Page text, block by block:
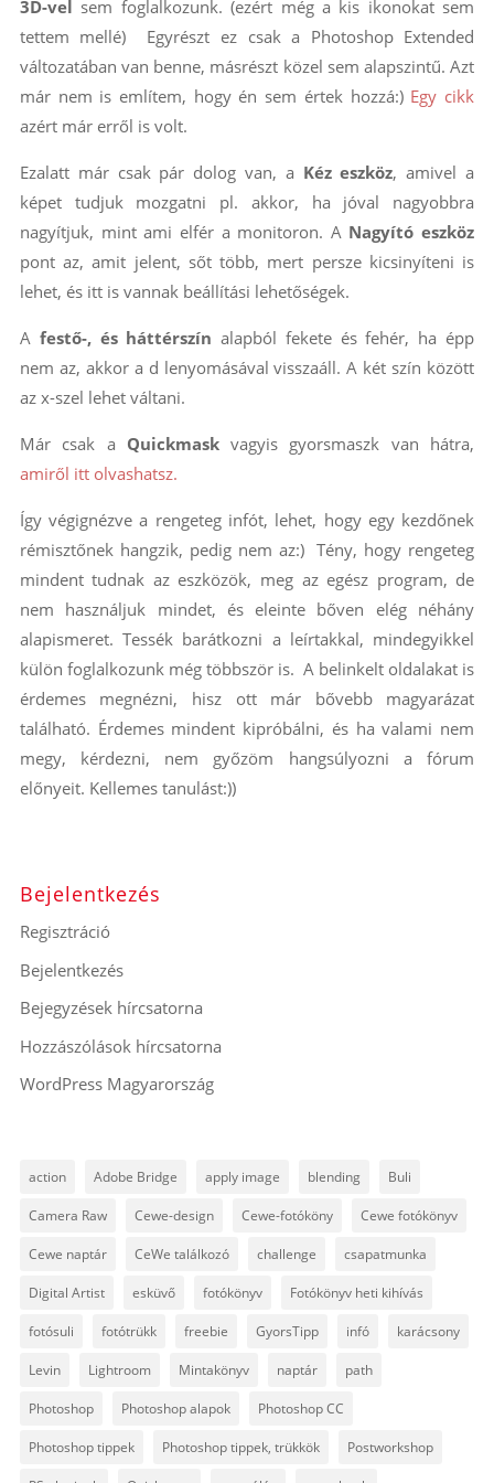
3D-vel
sem foglalkozunk. (ezért még a kis ikonokat sem
tettem mellé) Egyrészt ez csak a Photoshop Extended
változatában van benne, másrészt közel sem alapszintű. Azt
már nem is említem, hogy én sem értek hozzá:) Egy cikk
azért már erről is volt.
Ezalatt már csak pár dolog van, a Kéz eszköz, amivel a
képet tudjuk mozgatni pl. akkor, ha jóval nagyobbra
nagyítjuk, mint ami elfér a monitoron. A Nagyító eszköz
pont az, amit jelent, sőt több, mert persze kicsinyíteni is
lehet, és itt is vannak beállítási lehetőségek.
Afestő-, és háttérszín alapból fekete és fehér, ha épp
nem az, akkor a d lenyomásával visszaáll. A két szín között
az x-szel lehet váltani.
Már csak a Quickmaskvagyis gyorsmaszk van hátra,
amiről itt olvashatsz.
Így végignézve a rengeteg infót, lehet, hogy egy kezdőnek
rémisztőnek hangzik, pedig nem az:) Tény, hogy rengeteg
mindent tudnak az eszközök, meg az egész program, de
nem használjuk mindet, és eleinte bőven elég néhány
alapismeret. Tessék barátkozni a leírtakkal, mindegyikkel
külön foglalkozunk még többször is. A belinkelt oldalakat is
érdemes megnézni, hisz ott már bővebb magyarázat
található. Érdemes mindent kipróbálni, és ha valami nem
megy, kérdezni, nem győzöm hangsúlyozni a fórum
előnyeit. Kellemes tanulást:))
Bejelentkezés
Regisztráció
Bejelentkezés
Bejegyzések hírcsatorna
Hozzászólások hírcsatorna
WordPress Magyarország
action Adobe Bridge apply image blending Buli
Camera Raw Cewe-design Cewe-fotóköny Cewe fotókönyv
Cewe naptár CeWe találkozó challenge csapatmunka
Digital Artist esküvő fotókönyv Fotókönyv heti kihívás
fotósuli fotótrükk freebie GyorsTipp infó karácsony
Levin Lightroom Mintakönyv naptár path
Photoshop Photoshop alapok Photoshop CC
Photoshop tippek Photoshop tippek, trükkök Postworkshop